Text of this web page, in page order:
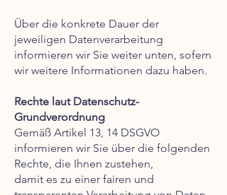
Über die konkrete Dauer der
jeweiligen Datenverarbeitung
informieren wir Sie weiter unten, sofern
wir weitere Informationen dazu haben.
Rechte laut Datenschutz-
Grundverordnung
Gemäß Artikel 13, 14 DSGVO
informieren wir Sie über die folgenden
Rechte, die Ihnen zustehen,
damit es zu einer fairen und